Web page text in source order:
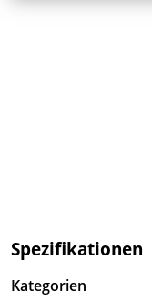
Spezifikationen
Kategorien